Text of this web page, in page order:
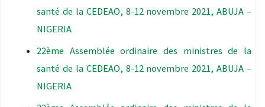
santé de la CEDEAO, 8-12 novembre 2021, ABUJA –
NIGERIA
22ème Assemblée ordinaire des ministres de la
santé de la CEDEAO, 8-12 novembre 2021, ABUJA –
NIGERIA